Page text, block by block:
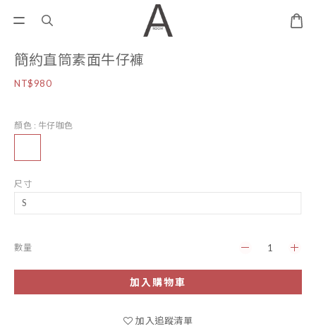
簡約直筒素面牛仔褲
NT$980
顏色 : 牛仔咖色
尺寸
數量
加入購物車
加入追蹤清單